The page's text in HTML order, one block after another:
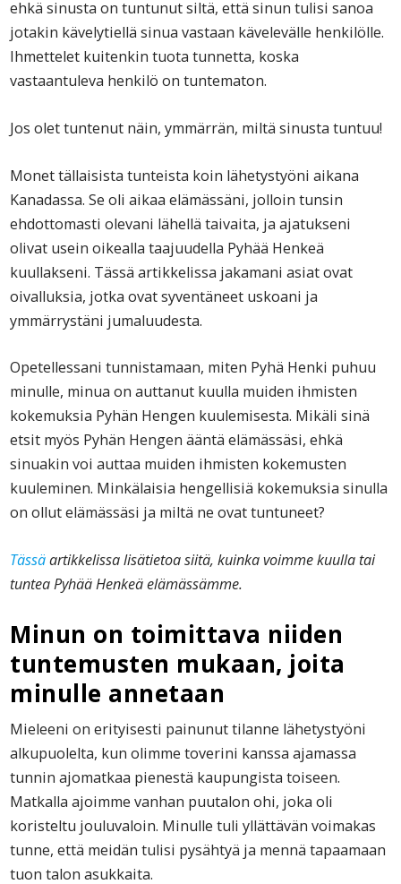
ehkä sinusta on tuntunut siltä, että sinun tulisi sanoa
jotakin kävelytiellä sinua vastaan kävelevälle henkilölle.
Ihmettelet kuitenkin tuota tunnetta, koska
vastaantuleva henkilö on tuntematon.
Jos olet tuntenut näin, ymmärrän, miltä sinusta tuntuu!
Monet tällaisista tunteista koin lähetystyöni aikana
Kanadassa. Se oli aikaa elämässäni, jolloin tunsin
ehdottomasti olevani lähellä taivaita, ja ajatukseni
olivat usein oikealla taajuudella Pyhää Henkeä
kuullakseni. Tässä artikkelissa jakamani asiat ovat
oivalluksia, jotka ovat syventäneet uskoani ja
ymmärrystäni jumaluudesta.
Opetellessani tunnistamaan, miten Pyhä Henki puhuu
minulle, minua on auttanut kuulla muiden ihmisten
kokemuksia Pyhän Hengen kuulemisesta. Mikäli sinä
etsit myös Pyhän Hengen ääntä elämässäsi, ehkä
sinuakin voi auttaa muiden ihmisten kokemusten
kuuleminen. Minkälaisia hengellisiä kokemuksia sinulla
on ollut elämässäsi ja miltä ne ovat tuntuneet?
Tässäartikkelissa lisätietoa siitä, kuinka voimme kuulla tai
tuntea Pyhää Henkeä elämässämme.
Minun on toimittava niiden
tuntemusten mukaan, joita
minulle annetaan
Mieleeni on erityisesti painunut tilanne lähetystyöni
alkupuolelta, kun olimme toverini kanssa ajamassa
tunnin ajomatkaa pienestä kaupungista toiseen.
Matkalla ajoimme vanhan puutalon ohi, joka oli
koristeltu jouluvaloin. Minulle tuli yllättävän voimakas
tunne, että meidän tulisi pysähtyä ja mennä tapaamaan
tuon talon asukkaita.